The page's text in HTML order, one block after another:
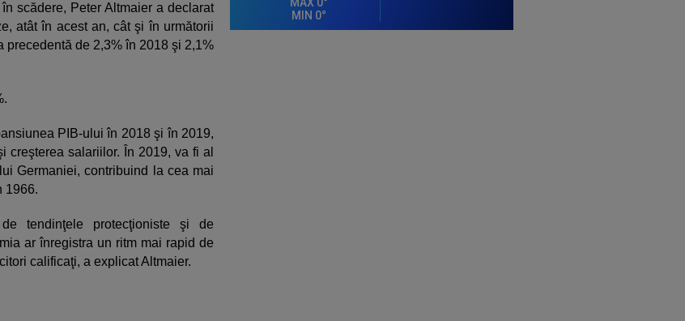
scădere, Peter Altmaier a declarat
atât în acest an, cât şi în următorii
precedentă de 2,3% în 2018 şi 2,1%
PIB-ului în 2018 şi în 2019,
creşterea salariilor. În 2019, va fi al
Germaniei, contribuind la cea mai
1966.
tendinţele protecţioniste şi de
ar înregistra un ritm mai rapid de
calificaţi, a explicat Altmaier.